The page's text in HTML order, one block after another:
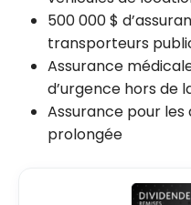
500 000 $
transporteurs
Assurance
d’urgence hors de
Assurance pour
prolongée